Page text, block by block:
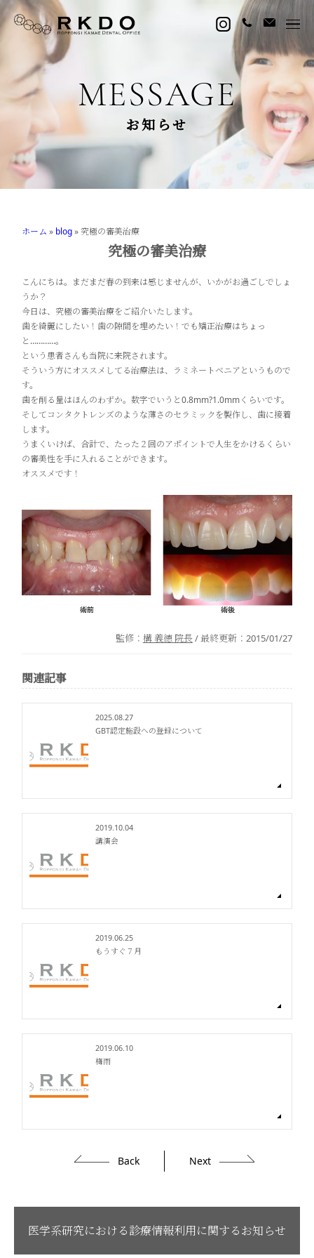
MESSAGE
お知らせ
ホーム » blog» 究極の審美治療
究極の審美治療
こんにちは。まだまだ春の到来は感じませんが、いかがお過ごしでしょ
うか？
今日は、究極の審美治療をご紹介いたします。
歯を綺麗にしたい！歯の隙間を埋めたい！でも矯正治療はちょっ
と…………。
という患者さんも当院に来院されます。
そういう方にオススメしてる治療法は、ラミネートベニアというもので
す。
歯を削る量はほんのわずか。数字でいうと0.8mm?1.0mmくらいです。
そしてコンタクトレンズのような薄さのセラミックを製作し、歯に接着
します。
うまくいけば、合計で、たった２回のアポイントで人生をかけるくらい
の審美性を手に入れることができます。
オススメです！
監修： 構 義徳 院長 / 最終更新： 2015/01/27
関連記事
2025.08.27
GBT認定施設への登録について
2019.10.04
講演会
2019.06.25
もうすぐ７月
2019.06.10
梅雨
Back Next
医学系研究における診療情報利用に関するお知らせ